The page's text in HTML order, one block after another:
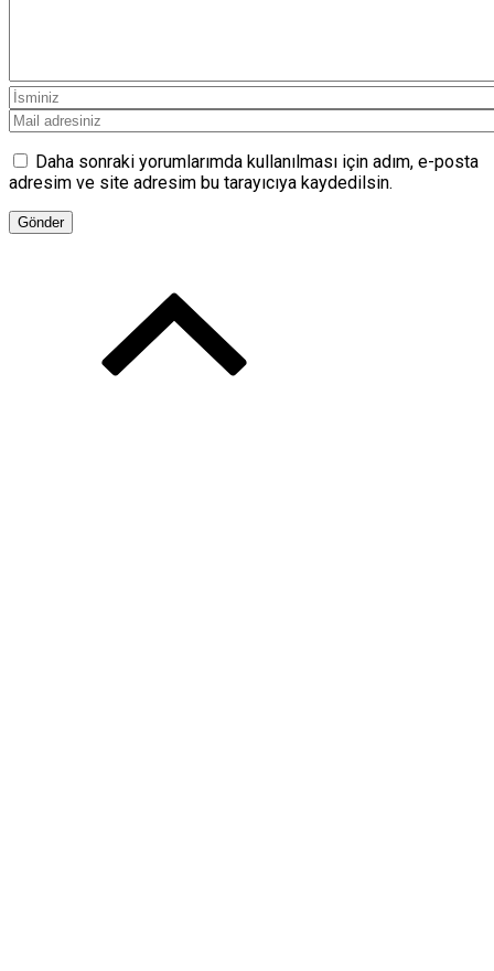
Daha sonraki yorumlarımda kullanılması için adım, e-posta
adresim ve site adresim bu tarayıcıya kaydedilsin.